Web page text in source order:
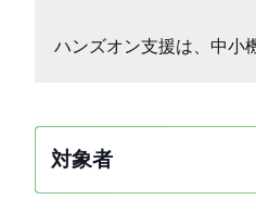
ハンズオン支援は、中小
対象者